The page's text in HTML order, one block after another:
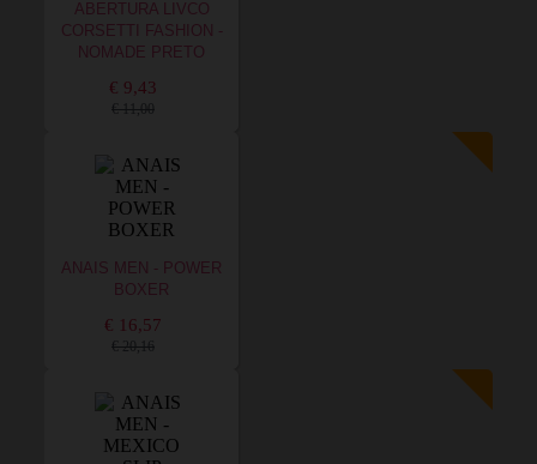
ABERTURA LIVCO
CORSETTI FASHION -
NOMADE PRETO
€ 9,43
€ 11,00
ANAIS MEN - POWER
BOXER
€ 16,57
€ 20,16